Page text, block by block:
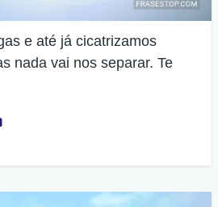
e até já cicatrizamos
nada vai nos separar. Te